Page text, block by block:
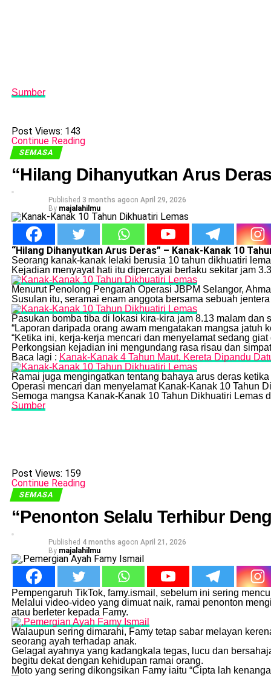
Sumber
Post Views: 143
Continue Reading
SEMASA
“Hilang Dihanyutkan Arus
Published 3 months agoon April 29, 2026
By majalahilmu
“Hilang Dihanyutkan Arus Deras” – Kanak-Kanak 10
Seorang kanak-kanak lelaki berusia 10 tahun dikhuatiri
Kejadian menyayat hati itu dipercayai berlaku sekitar jam
Menurut Penolong Pengarah Operasi JBPM Selangor,
Susulan itu, seramai enam anggota bersama sebuah
Pasukan bomba tiba di lokasi kira-kira jam 8.13 malam
“Laporan daripada orang awam mengatakan mangsa
“Ketika ini, kerja-kerja mencari dan menyelamat sedang
Perkongsian kejadian ini mengundang rasa risau dan
Baca lagi : Kanak-Kanak 4 Tahun Maut, Kereta Dipandu
Ramai juga mengingatkan tentang bahaya arus deras
Operasi mencari dan menyelamat Kanak-Kanak 10 Tahun
Semoga mangsa Kanak-Kanak 10 Tahun Dikhuatiri Lemas
Sumber
Post Views: 159
Continue Reading
SEMASA
“Penonton Selalu Terhibur
Published 4 months agoon April 21, 2026
By majalahilmu
Pempengaruh TikTok, famy.ismail, sebelum ini sering
Melalui video-video yang dimuat naik, ramai penonton
atau berleter kepada Famy.
Walaupun sering dimarahi, Famy tetap sabar melayan
seorang ayah terhadap anak.
Gelagat ayahnya yang kadangkala tegas, lucu dan
begitu dekat dengan kehidupan ramai orang.
Moto yang sering dikongsikan Famy iaitu “Cipta lah